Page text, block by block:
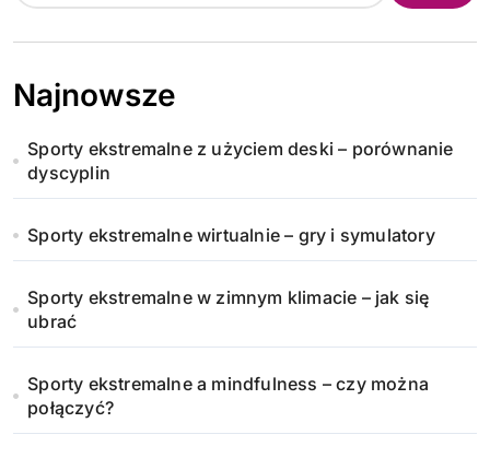
Najnowsze
Sporty ekstremalne z użyciem deski – porównanie
dyscyplin
Sporty ekstremalne wirtualnie – gry i symulatory
Sporty ekstremalne w zimnym klimacie – jak się
ubrać
Sporty ekstremalne a mindfulness – czy można
połączyć?